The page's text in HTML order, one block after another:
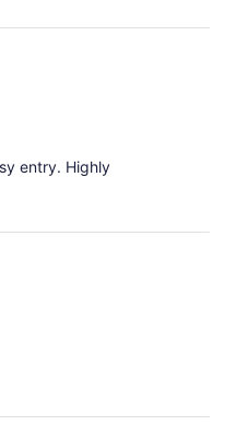
entry. Highly